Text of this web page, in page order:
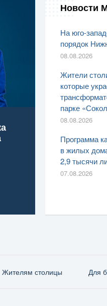
Новости
На юго-
порядок
08.08.2026
Жители
которые
парке
08.08.2026
Программа
в жилых
2,9 тысячи
07.08.2026
Жителям столицы Для